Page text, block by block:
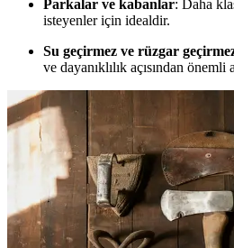
Parkalar ve kabanlar: Daha
isteyenler için idealdir.
Su geçirmez ve rüzgar
ve dayanıklılık açısından önemli